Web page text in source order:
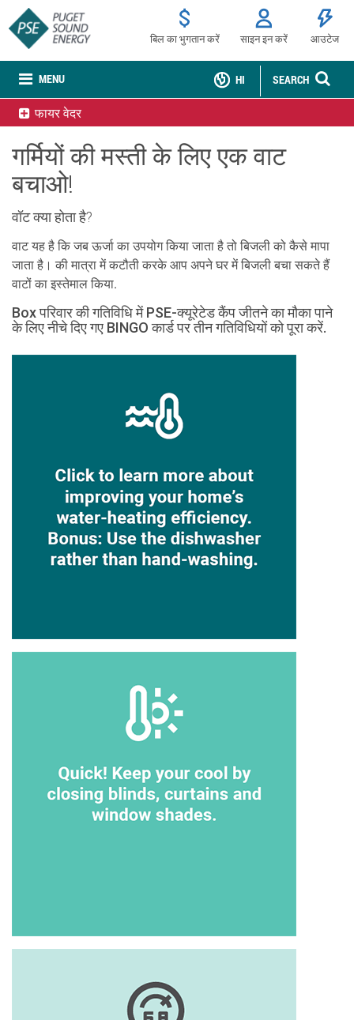
MENU
बिल का भुगतान करें साइन इन करें आउटेज
SEARCH
HI
फायर वेदर
गर्मियों की मस्ती के लिए एक वाट
बचाओ!
वॉट क्या होता है?
वाट यह है कि जब ऊर्जा का उपयोग किया जाता है तो बिजली को कैसे मापा
जाता है। की मात्रा में कटौती करके आप अपने घर में बिजली बचा सकते हैं
वाटों का इस्तेमाल किया.
Box परिवार की गतिविधि में PSE-क्यूरेटेड कैंप जीतने का मौका पाने
के लिए नीचे दिए गए BINGO कार्ड पर तीन गतिविधियों को पूरा करें.